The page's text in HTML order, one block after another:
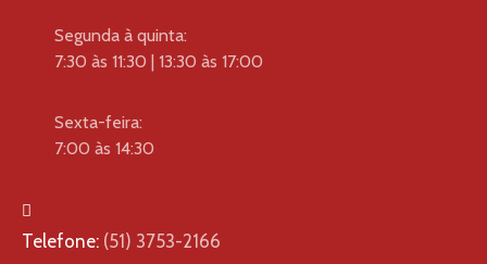
Segunda à quinta:
7:30 às 11:30 | 13:30 às 17:00
Sexta-feira:
7:00 às 14:30
Telefone: (51) 3753-2166